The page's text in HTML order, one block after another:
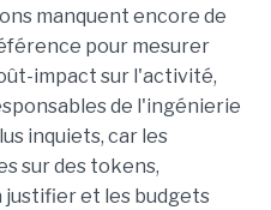
manquent encore de
pour mesurer
impact sur l'activité,
de l'ingénierie
inquiets, car les
sur des tokens,
justifier et les budgets